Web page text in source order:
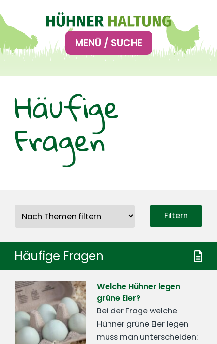
Hauptnavigation
MENÜ / SUCHE
Häufige
Fragen
Filtern
Häufige Fragen
Welche Hühner legen
grüne Eier?
Bei der Frage welche
Hühner grüne Eier legen
muss man unterscheiden: